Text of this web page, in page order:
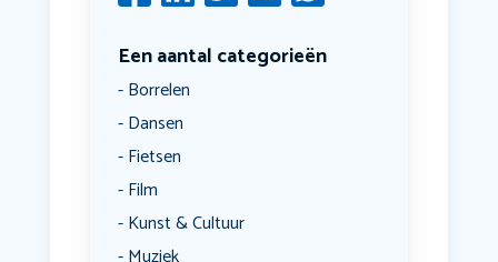
Een aantal categorieën
Borrelen
Dansen
Fietsen
Film
Kunst & Cultuur